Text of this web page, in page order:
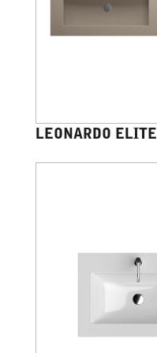
LEONARDO ELITE